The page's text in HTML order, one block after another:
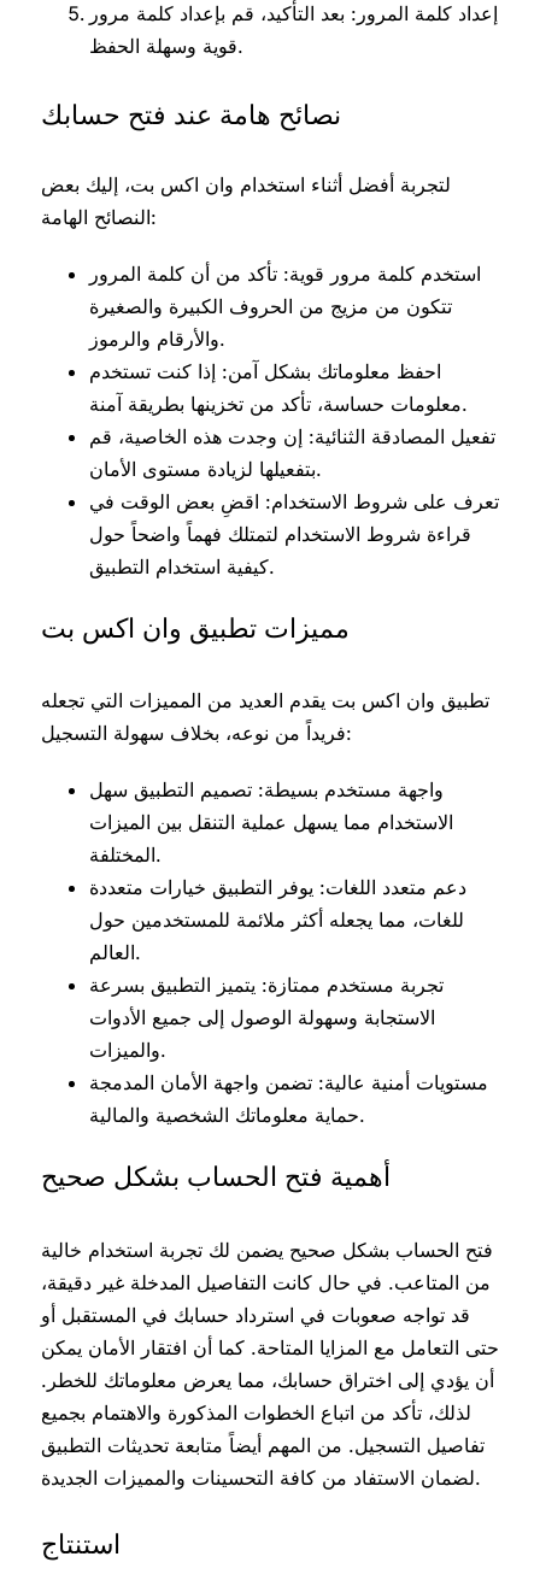
إعداد كلمة المرور: بعد التأكيد، قم بإعداد كلمة مرور
قوية وسهلة الحفظ.
نصائح هامة عند فتح حسابك
لتجربة أفضل أثناء استخدام وان اكس بت، إليك بعض
النصائح الهامة:
استخدم كلمة مرور قوية: تأكد من أن كلمة المرور
تتكون من مزيج من الحروف الكبيرة والصغيرة
والأرقام والرموز.
احفظ معلوماتك بشكل آمن: إذا كنت تستخدم
معلومات حساسة، تأكد من تخزينها بطريقة آمنة.
تفعيل المصادقة الثنائية: إن وجدت هذه الخاصية، قم
بتفعيلها لزيادة مستوى الأمان.
تعرف على شروط الاستخدام: اقضِ بعض الوقت في
قراءة شروط الاستخدام لتمتلك فهماً واضحاً حول
كيفية استخدام التطبيق.
مميزات تطبيق وان اكس بت
تطبيق وان اكس بت يقدم العديد من المميزات التي تجعله
فريداً من نوعه، بخلاف سهولة التسجيل:
واجهة مستخدم بسيطة: تصميم التطبيق سهل
الاستخدام مما يسهل عملية التنقل بين الميزات
المختلفة.
دعم متعدد اللغات: يوفر التطبيق خيارات متعددة
للغات، مما يجعله أكثر ملائمة للمستخدمين حول
العالم.
تجربة مستخدم ممتازة: يتميز التطبيق بسرعة
الاستجابة وسهولة الوصول إلى جميع الأدوات
والميزات.
مستويات أمنية عالية: تضمن واجهة الأمان المدمجة
حماية معلوماتك الشخصية والمالية.
أهمية فتح الحساب بشكل صحيح
فتح الحساب بشكل صحيح يضمن لك تجربة استخدام خالية
من المتاعب. في حال كانت التفاصيل المدخلة غير دقيقة،
قد تواجه صعوبات في استرداد حسابك في المستقبل أو
حتى التعامل مع المزايا المتاحة. كما أن افتقار الأمان يمكن
أن يؤدي إلى اختراق حسابك، مما يعرض معلوماتك للخطر.
لذلك، تأكد من اتباع الخطوات المذكورة والاهتمام بجميع
تفاصيل التسجيل. من المهم أيضاً متابعة تحديثات التطبيق
لضمان الاستفاد من كافة التحسينات والمميزات الجديدة.
استنتاج